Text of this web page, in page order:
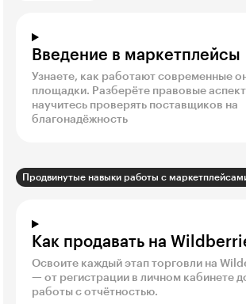
Введение в маркетплейсы
Узнаете, как работают современные
площадки. Разберёте правовые
научитесь проверять поставщиков на
благонадёжность
Продвинутые навыки работы с
Как продавать на
Освоите каждый этап торговли на
— от регистрации в личном кабинете
работы с отчётностью.